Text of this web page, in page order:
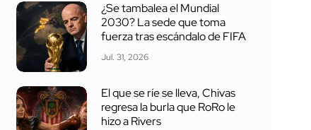
¿Se tambalea el Mundial
2030? La sede que toma
fuerza tras escándalo de FIFA
Jul. 31, 2026
El que se ríe se lleva, Chivas
regresa la burla que RoRo le
hizo a Rivers